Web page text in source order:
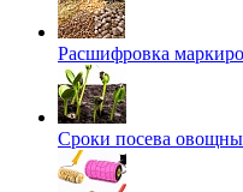
Расшифровка
Сроки посева